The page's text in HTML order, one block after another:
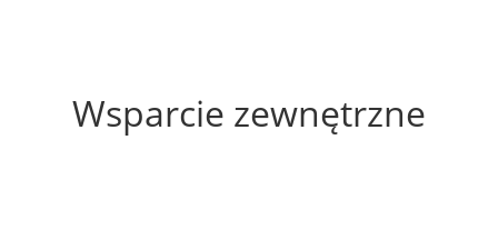
Wsparcie zewnętrzne